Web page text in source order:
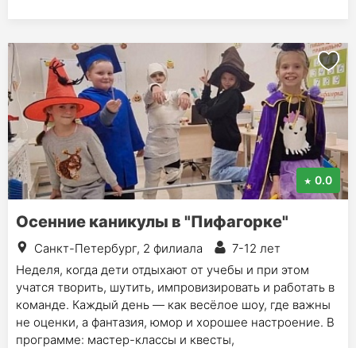
0.0
Осенние каникулы в "Пифагорке"
Санкт-Петербург, 2 филиала
7-12 лет
Неделя, когда дети отдыхают от учебы и при этом
учатся творить, шутить, импровизировать и работать в
команде. Каждый день — как весёлое шоу, где важны
не оценки, а фантазия, юмор и хорошее настроение. В
программе: мастер-классы и квесты,